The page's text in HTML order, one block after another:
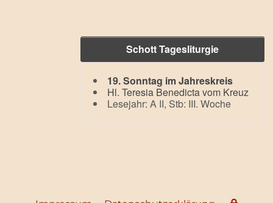
Schott Tagesliturgie
19. Sonntag im Jahreskreis
Hl. Teresia Benedicta vom Kreuz
Lesejahr: A II, Stb: III. Woche